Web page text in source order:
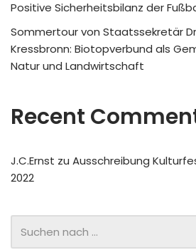
Positive Sicherheitsbilanz der
Sommertour von Staatssekretär
Kressbronn: Biotopverbund als
Natur und Landwirtschaft
Recent
J.C.Ernst zu Ausschreibung
2022